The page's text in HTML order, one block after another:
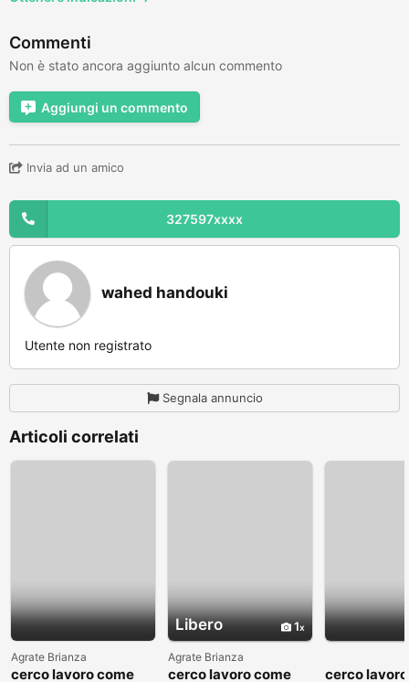
Commenti
Non è stato ancora aggiunto alcun commento
Aggiungi un commento
Invia ad un amico
327597xxxx
wahed handouki
Utente non registrato
Segnala annuncio
Articoli correlati
Agrate Brianza
cerco lavoro come
Libero 1
Agrate Brianza
cerco lavoro come
cerco